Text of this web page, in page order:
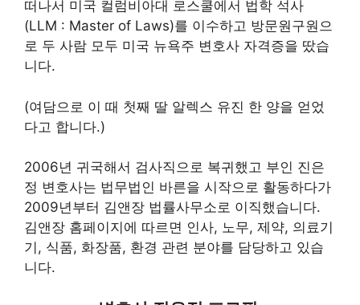
떠나서 미국 컬럼비아대 로스쿨에서 법학 석사
(LLM : Master of Laws)를 이수하고 방문원구원으
로 두 사람 모두 미국 뉴욕주 변호사 자격증을 땄습
니다.
(여담으로 이 때 첫째 딸 알렉스 유진 한 양을 얻었
다고 합니다.)
2006년 귀국해서 검사직으로 복귀했고 부인 진은
정 변호사는 법무법인 바른을 시작으로 활동하다가
2009년부터 김앤장 법률사무소로 이직했습니다.
김앤장 홈페이지에 따르면 인사, 노무, 제약, 의료기
기, 식품, 화장품, 환경 관련 분야를 담당하고 있습
니다.